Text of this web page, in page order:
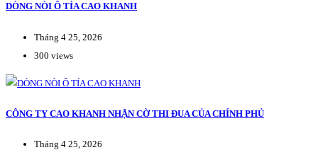
DÒNG NÒI Ô TÍA CAO KHANH
Tháng 4 25, 2026
300 views
CÔNG TY CAO KHANH NHẬN CỜ THI ĐUA CỦA CHÍNH PHỦ
Tháng 4 25, 2026